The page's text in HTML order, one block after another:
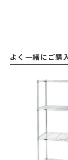
よく一緒にご購